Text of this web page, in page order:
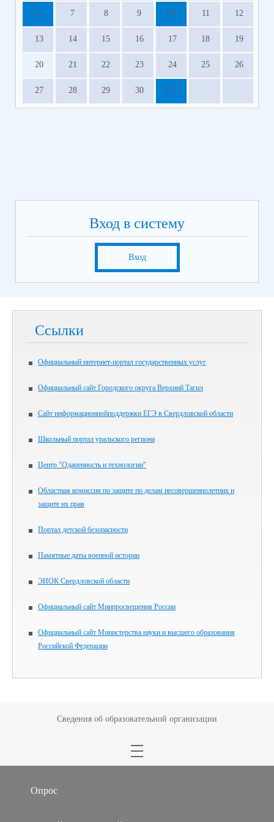
6 7 8 9 10 11 12
13 14 15 16 17 18 19
20 21 22 23 24 25 26
27 28 29 30 31
Вход в систему
Вход
Ссылки
Официальный интернет-портал государственных услуг
Официальный сайт Городского округа Верхний Тагил
Сайт информационнойподдержки ЕГЭ в Свердловской области
Школьный портал уральского региона
Центр "Одаренность и технологии"
Областная комиссия по защите по делам несовершеннолетних и
защите их прав
Портал детской безопасности
Памятные даты военной истории
ЭИОК Свердловской области
Официальный сайт Минпросвещения России
Официальный сайт Министерства науки и высшего образования
Российской Федерации
Сведения об образовательной организации
Опрос